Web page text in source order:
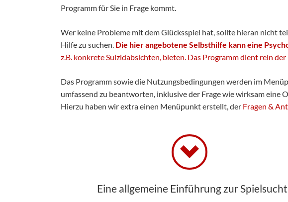
Programm für Sie in Frage kommt.
Wer keine Probleme mit dem Glücksspiel hat, sollte hieran nicht
Hilfe zu suchen. Die hier angebotene Selbsthilfe kann eine
z.B. konkrete Suizidabsichten, bieten. Das Programm dient rein
Das Programm sowie die Nutzungsbedingungen werden im
umfassend zu beantworten, inklusive der Frage wie wirksam
Hierzu haben wir extra einen Menüpunkt erstellt, der Fragen &
Eine allgemeine Einführung zur Spielsucht